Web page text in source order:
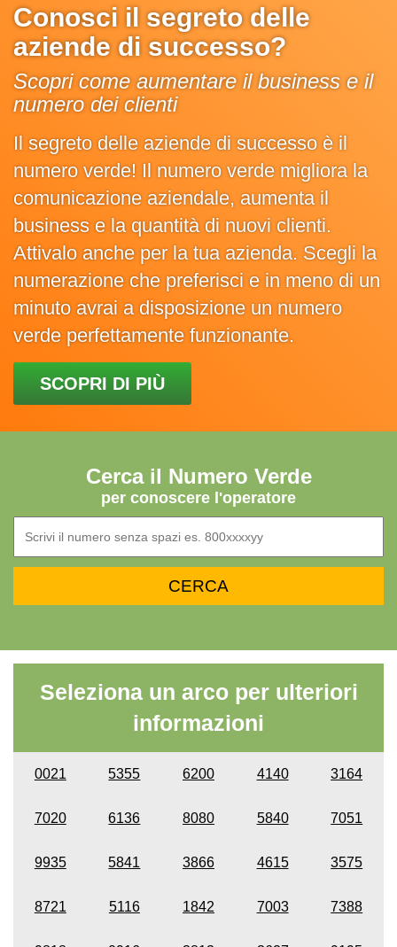
Conosci il segreto delle
aziende di successo?
Scopri come aumentare il business e il
numero dei clienti
Il segreto delle aziende di successo è il
numero verde! Il numero verde migliora la
comunicazione aziendale, aumenta il
business e la quantità di nuovi clienti.
Attivalo anche per la tua azienda. Scegli la
numerazione che preferisci e in meno di un
minuto avrai a disposizione un numero
verde perfettamente funzionante.
SCOPRI DI PIÙ
Cerca il Numero Verde
per conoscere l'operatore
Seleziona un arco per ulteriori
informazioni
0021 5355 6200 4140 3164
7020 6136 8080 5840 7051
9935 5841 3866 4615 3575
8721 5116 1842 7003 7388